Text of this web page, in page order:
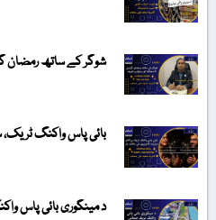
شوگر کے ساتھ رمضان
بائی پاس واکنگ ٹریک،
د مینگوری بائی پاس